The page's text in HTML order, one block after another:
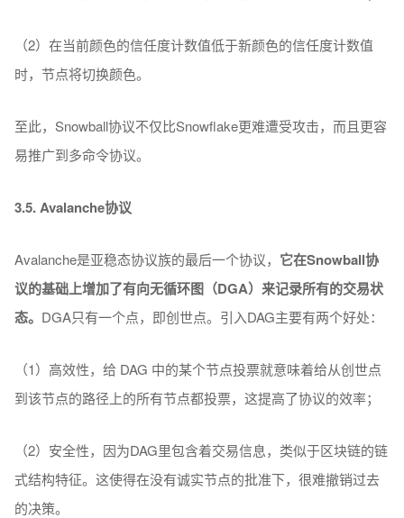
（2）在当前颜色的信任度计数值低于新颜色的信任度计数值
时，节点将切换颜色。
至此，Snowball协议不仅比Snowflake更难遭受攻击，而且更容
易推广到多命令协议。
3.5. Avalanche协议
Avalanche是亚稳态协议族的最后一个协议， 它在Snowball协
议的基础上增加了有向无循环图（DGA）来记录所有的交易状
态。 DGA只有一个点，即创世点。引入DAG主要有两个好处：
（1）高效性，给 DAG 中的某个节点投票就意味着给从创世点
到该节点的路径上的所有节点都投票，这提高了协议的效率；
（2）安全性，因为DAG里包含着交易信息，类似于区块链的链
式结构特征。这使得在没有诚实节点的批准下，很难撤销过去
的决策。